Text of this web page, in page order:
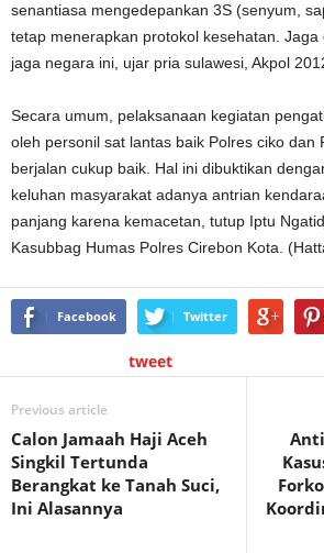
senantiasa mengedepankan 3S (senyum,
tetap menerapkan protokol kesehatan.
jaga negara ini, ujar pria sulawesi, Akpol
Secara umum, pelaksanaan kegiatan
oleh personil sat lantas baik Polres ciko dan
berjalan cukup baik. Hal ini dibuktikan
keluhan masyarakat adanya antrian
panjang karena kemacetan, tutup Iptu
Kasubbag Humas Polres Cirebon Kota.
Facebook Twitter
tweet
Previous article
Calon Jamaah Haji Aceh
Singkil Tertunda
Berangkat ke Tanah Suci,
Ini Alasannya